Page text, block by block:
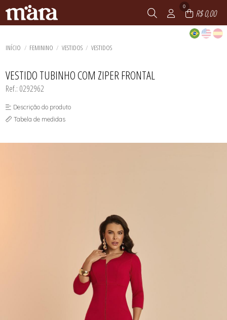
0
R$ 0,00
INÍCIO FEMININO VESTIDOS VESTIDOS
VESTIDO TUBINHO COM ZIPER FRONTAL
Ref.: 0292962
Descrição do produto
Tabela de medidas